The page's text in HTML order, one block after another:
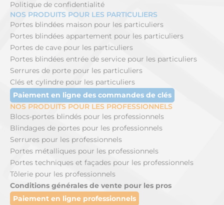
Politique de confidentialité
NOS PRODUITS POUR LES PARTICULIERS
Portes blindées maison pour les particuliers
Portes blindées appartement pour les particuliers
Portes de cave pour les particuliers
Portes blindées entrée de service pour les particuliers
Serrures de porte pour les particuliers
Clés et cylindre pour les particuliers
Paiement en ligne des commandes de clés
NOS PRODUITS POUR LES PROFESSIONNELS
Blocs-portes blindés pour les professionnels
Blindages de portes pour les professionnels
Serrures pour les professionnels
Portes métalliques pour les professionnels
Portes techniques et façades pour les professionnels
Tôlerie pour les professionnels
Conditions générales de vente pour les pros
Paiement en ligne professionnels